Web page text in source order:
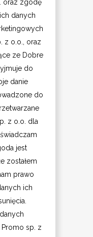
oraz zgodę
danych
z o.o., oraz
ze Dobre
do
danie
do
z o.o. dla
jest
zostałem
prawo
ich
sp. z